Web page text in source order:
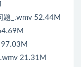
题_.wmv 52.44M
97.03M
21.31M